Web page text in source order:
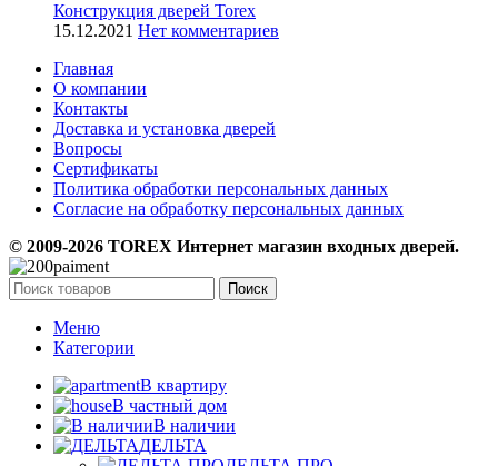
Конструкция дверей Torex
15.12.2021 Нет комментариев
Главная
О компании
Контакты
Доставка и установка дверей
Вопросы
Сертификаты
Политика обработки персональных данных
Согласие на обработку персональных данных
© 2009-2026 TOREX Интернет магазин входных дверей.
Поиск
Меню
Категории
В квартиру
В частный дом
В наличии
ДЕЛЬТА